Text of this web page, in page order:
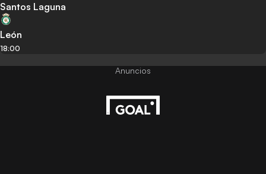
Santos Laguna
León
18:00